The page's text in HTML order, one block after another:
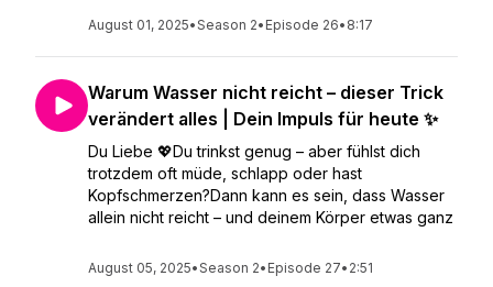
August 01, 2025•Season 2• Episode 26• 8:17
Warum Wasser nicht reicht – dieser Trick
verändert alles | Dein Impuls für heute ✨
Du Liebe 💖Du trinkst genug – aber fühlst dich
trotzdem oft müde, schlapp oder hast
Kopfschmerzen?Dann kann es sein, dass Wasser
allein nicht reicht – und deinem Körper etwas ganz
August 05, 2025•Season 2• Episode 27• 2:51